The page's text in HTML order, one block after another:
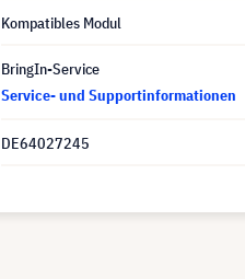
Kompatibles Modul
BringIn-Service
Service- und Supportinformationen
DE64027245